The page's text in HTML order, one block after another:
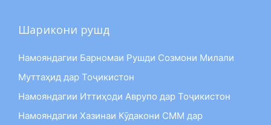
Шарикони рушд
Намояндагии Барномаи Рушди Созмони Милали
Муттаҳид дар Тоҷикистон
Намояндагии Иттиҳоди Аврупо дар Тоҷикистон
Намояндагии Хазинаи Кӯдакони СММ дар